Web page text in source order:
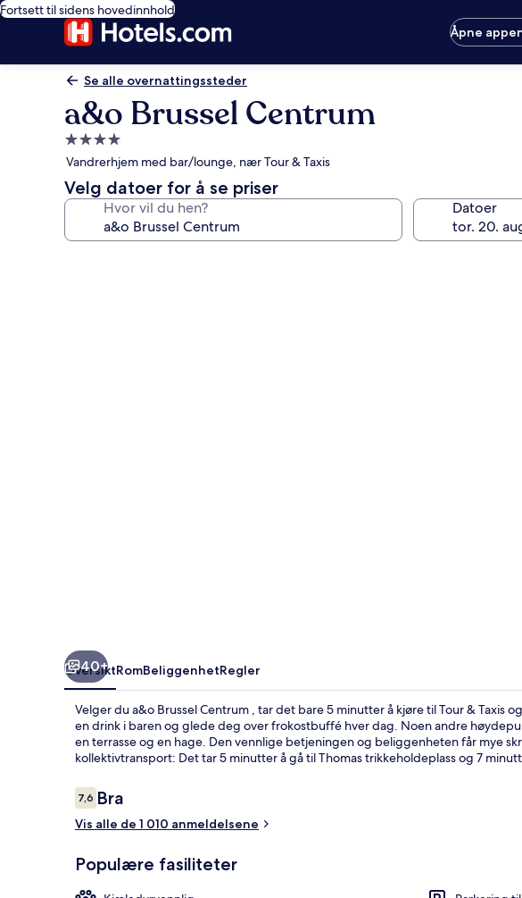
Fortsett til sidens hovedinnhold
Åpne
Se alle overnattingssteder
a&o Brussel Centrum
Overnattingssted
med
4.0
stjerner
Vandrerhjem med bar/lounge, nær Tour & Taxis
Velg datoer for å se priser
Hvor vil du hen? Datoer
40+
OversiktRomBeliggenhetRegler
Velger du a&o Brussel Centrum , tar det bare 5 minutter å kjøre til Tour & Taxis
en drink i baren og glede deg over frokostbuffé hver dag. Noen andre
en terrasse og en hage. Den vennlige betjeningen og beliggenheten får mye
kollektivtransport: Det tar 5 minutter å gå til Thomas trikkeholdeplass og 7
Anmeldelser
7,67,6 av 10 –
Bra
Vis alle de 1 010 anmeldelsene
Populære fasiliteter